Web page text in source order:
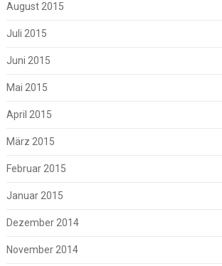
August 2015
Juli 2015
Juni 2015
Mai 2015
April 2015
März 2015
Februar 2015
Januar 2015
Dezember 2014
November 2014